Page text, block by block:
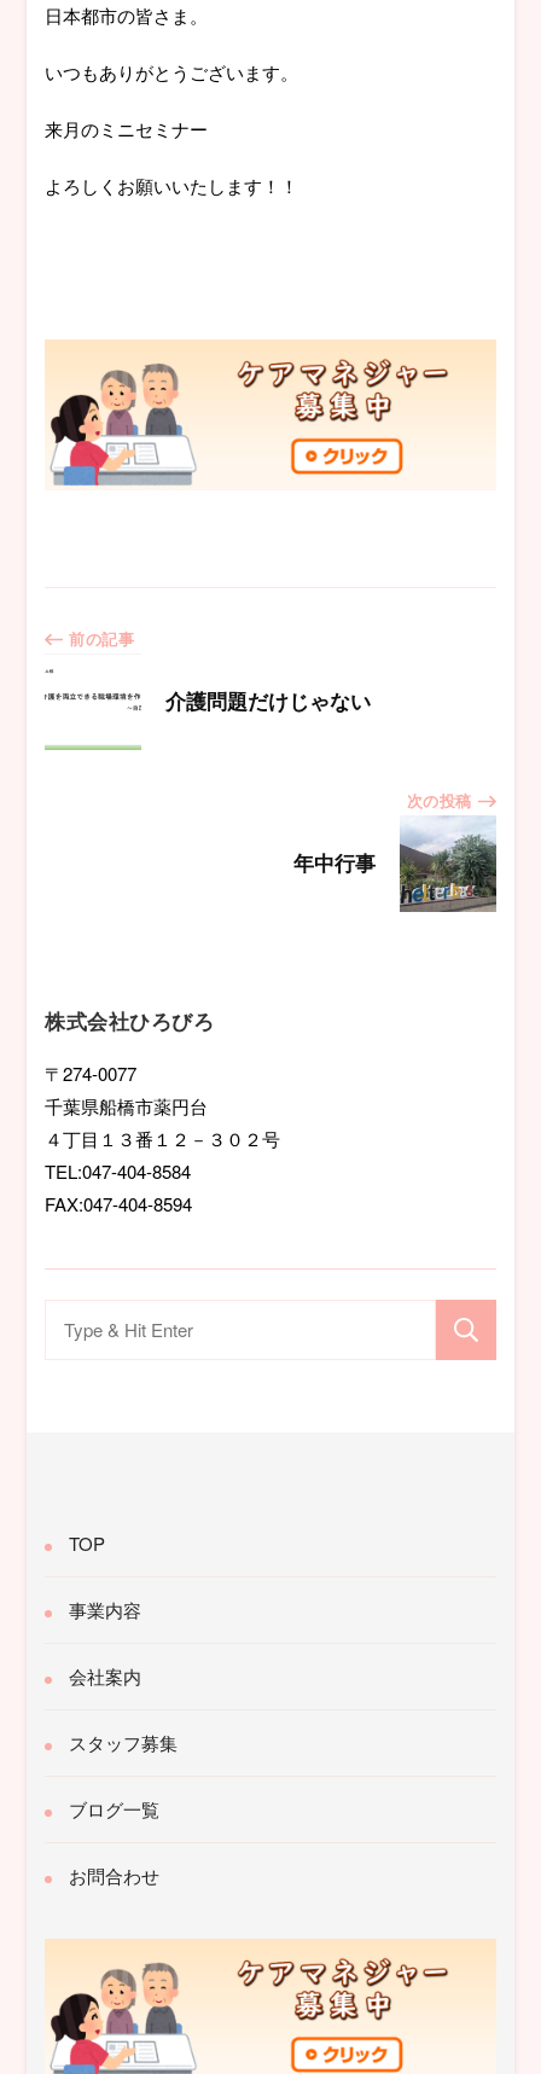
日本都市の皆さま。
いつもありがとうございます。
来月のミニセミナー
よろしくお願いいたします！！
投
稿
ナ
シ
ョ
ン
前の記事
介護問題だけじゃない
次の投稿
年中行事
株式会社ひろびろ
〒274-0077
千葉県船橋市薬円台
４丁目１３番１２－３０２号
TEL:047-404-8584
FAX:047-404-8594
TOP
事業内容
会社案内
スタッフ募集
ブログ一覧
お問合わせ